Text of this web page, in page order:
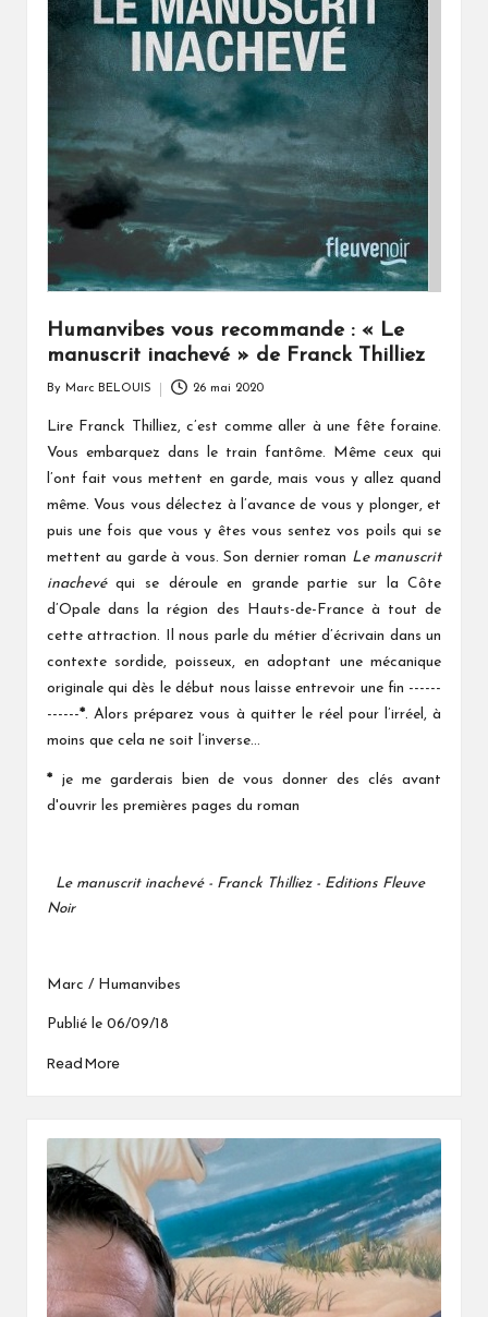
Humanvibes vous recommande : « Le
manuscrit inachevé » de Franck Thilliez
by
By Marc BELOUIS 26 mai 2020
Lire Franck Thilliez, c’est comme aller à une fête foraine.
Vous embarquez dans le train fantôme. Même ceux qui
l’ont fait vous mettent en garde, mais vous y allez quand
même. Vous vous délectez à l’avance de vous y plonger, et
puis une fois que vous y êtes vous sentez vos poils qui se
mettent au garde à vous. Son dernier roman Le manuscrit
inachevéqui se déroule en grande partie sur la Côte
d’Opale dans la région des Hauts-de-France à tout de
cette attraction. Il nous parle du métier d’écrivain dans un
contexte sordide, poisseux, en adoptant une mécanique
originale qui dès le début nous laisse entrevoir une fin ------
------*. Alors préparez vous à quitter le réel pour l’irréel, à
moins que cela ne soit l’inverse…
*je me garderais bien de vous donner des clés avant
d'ouvrir les premières pages du roman
Le manuscrit inachevé - Franck Thilliez - Editions Fleuve
Noir
Marc / Humanvibes
Publié le 06/09/18
Read More